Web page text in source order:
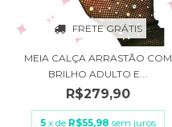
FRETE GRÁTIS
MEIA CALÇA ARRASTÃO COM
BRILHO ADULTO E...
R$279,90
5 x de R$55,98 sem juros